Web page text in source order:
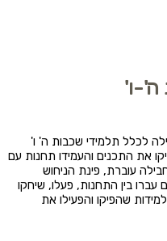
ה'-ו'
לכלל תלמידי שכבות ה' ו'
את התכנים והעמידו תחנות עם
חבילה עוברת, פינת הניחוש
עברו בין התחנות, פעלו, שיחקו
שהפיקו והפעילו את